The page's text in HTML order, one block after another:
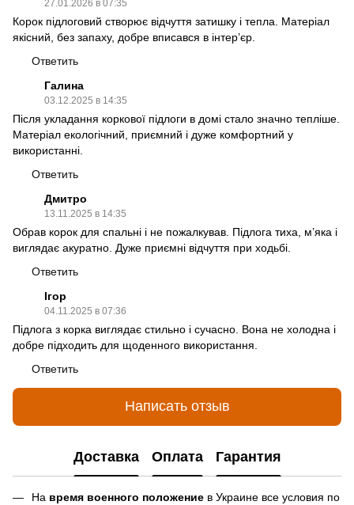
27.01.2026 в 07:35
Корок підлоговий створює відчуття затишку і тепла. Матеріал
якісний, без запаху, добре вписався в інтер’єр.
Ответить
Галина
03.12.2025 в 14:35
Після укладання коркової підлоги в домі стало значно тепліше.
Матеріал екологічний, приємний і дуже комфортний у
використанні.
Ответить
Дмитро
13.11.2025 в 14:35
Обрав корок для спальні і не пожалкував. Підлога тиха, м’яка і
виглядає акуратно. Дуже приємні відчуття при ходьбі.
Ответить
Ігор
04.11.2025 в 07:36
Підлога з корка виглядає стильно і сучасно. Вона не холодна і
добре підходить для щоденного використання.
Ответить
Написать отзыв
Доставка Оплата Гарантия
На время военного положение в Украине все условия по